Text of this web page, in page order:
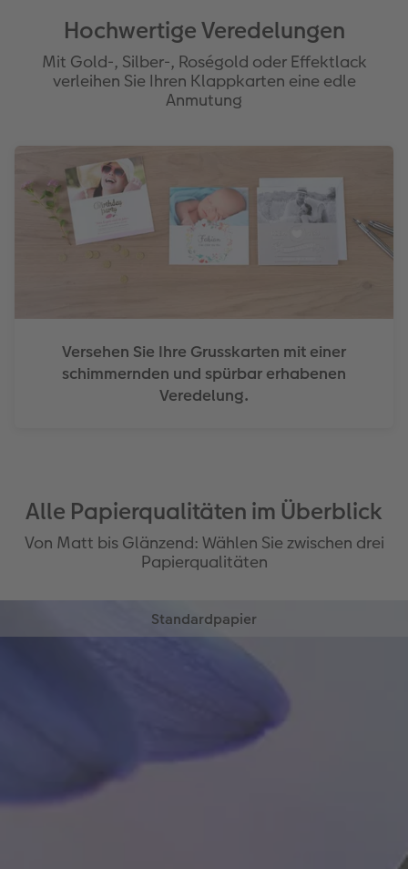
Hochwertige Veredelungen
Mit Gold-, Silber-, Roségold oder Effektlack
verleihen Sie Ihren Klappkarten eine edle
Anmutung
Versehen Sie Ihre Grusskarten mit einer
schimmernden und spürbar erhabenen
Veredelung.
Alle Papierqualitäten im Überblick
Von Matt bis Glänzend: Wählen Sie zwischen drei
Papierqualitäten